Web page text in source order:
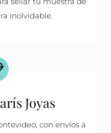
inolvidable.
Joyas
con envíos a